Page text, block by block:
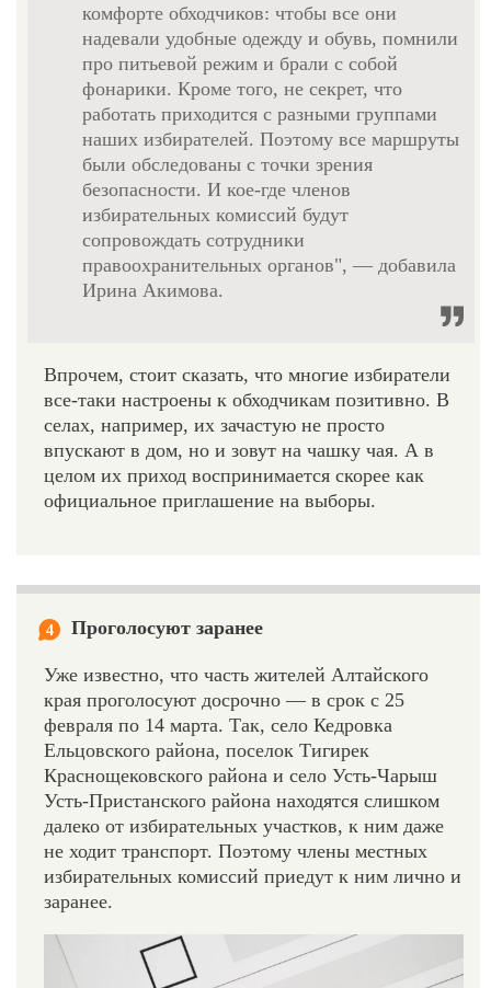
комфорте обходчиков: чтобы все они
надевали удобные одежду и обувь, помнили
про питьевой режим и брали с собой
фонарики. Кроме того, не секрет, что
работать приходится с разными группами
наших избирателей. Поэтому все маршруты
были обследованы с точки зрения
безопасности. И кое-где членов
избирательных комиссий будут
сопровождать сотрудники
правоохранительных органов", — добавила
Ирина Акимова.
Впрочем, стоит сказать, что многие избиратели
все-таки настроены к обходчикам позитивно. В
селах, например, их зачастую не просто
впускают в дом, но и зовут на чашку чая. А в
целом их приход воспринимается скорее как
официальное приглашение на выборы.
4 Проголосуют заранее
Уже известно, что часть жителей Алтайского
края проголосуют досрочно — в срок с 25
февраля по 14 марта. Так, село Кедровка
Ельцовского района, поселок Тигирек
Краснощековского района и село Усть-Чарыш
Усть-Пристанского района находятся слишком
далеко от избирательных участков, к ним даже
не ходит транспорт. Поэтому члены местных
избирательных комиссий приедут к ним лично и
заранее.